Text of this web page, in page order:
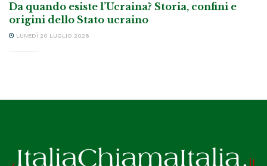
Da quando esiste l’Ucraina? Storia, confini e
origini dello Stato ucraino
LUNEDÌ 20 LUGLIO 2026